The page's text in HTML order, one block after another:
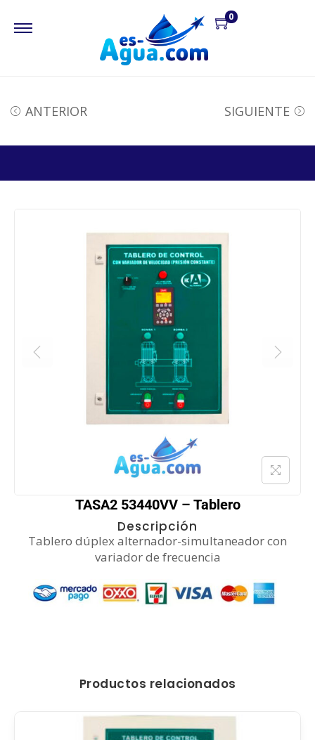
0
ANTERIOR SIGUIENTE
TASA2 53440VV – Tablero
Descripción
Tablero dúplex alternador-simultaneador con
variador de frecuencia
Productos relacionados